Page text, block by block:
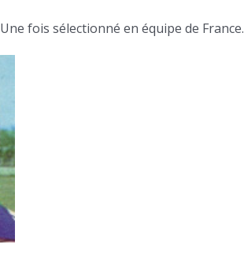
fois sélectionné en équipe de France.